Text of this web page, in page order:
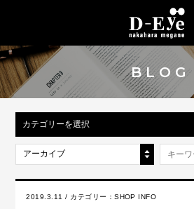
BLOG
カテゴリーを選択
アーカイブ
2019.3.11 / カテゴリー：SHOP INFO